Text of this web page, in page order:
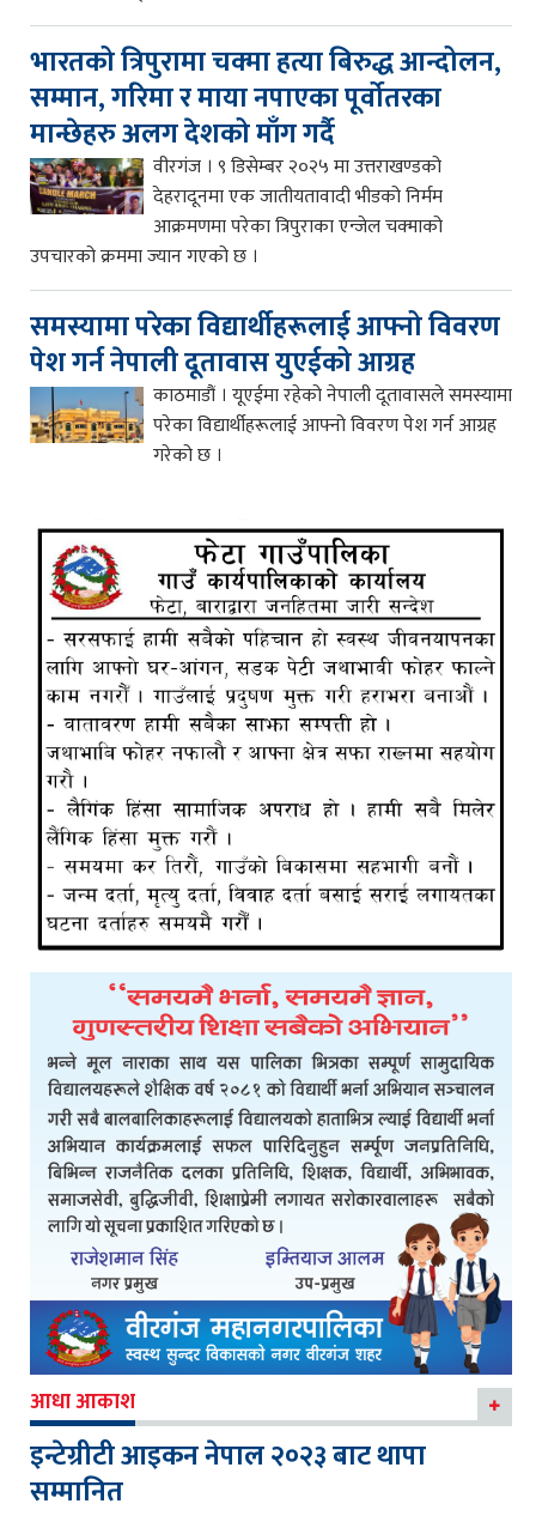
भारतको त्रिपुरामा चक्मा हत्या बिरुद्ध आन्दोलन,
सम्मान, गरिमा र माया नपाएका पूर्वोतरका
मान्छेहरु अलग देशको माँग गर्दै
वीरगंज । ९ डिसेम्बर २०२५ मा उत्तराखण्डको
देहरादूनमा एक जातीयतावादी भीडको निर्मम
आक्रमणमा परेका त्रिपुराका एन्जेल चक्माको
उपचारको क्रममा ज्यान गएको छ ।
समस्यामा परेका विद्यार्थीहरूलाई आफ्नो विवरण
पेश गर्न नेपाली दूतावास युएईको आग्रह
काठमाडौं । यूएईमा रहेको नेपाली दूतावासले समस्यामा
परेका विद्यार्थीहरूलाई आफ्नो विवरण पेश गर्न आग्रह
गरेको छ ।
आधा आकाश
इन्टेग्रीटी आइकन नेपाल २०२३ बाट थापा
सम्मानित